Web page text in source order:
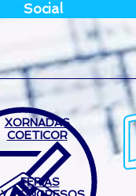
Social
XORNADAS
COETICOR
FERIAS